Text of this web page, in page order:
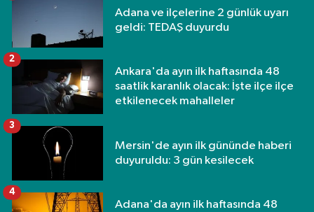
Adana ve ilçelerine 2 günlük uyarı
geldi: TEDAŞ duyurdu
Ankara'da ayın ilk haftasında 48
saatlik karanlık olacak: İşte ilçe ilçe
etkilenecek mahalleler
2
Mersin'de ayın ilk gününde haberi
duyuruldu: 3 gün kesilecek
3
Adana'da ayın ilk haftasında 48
4